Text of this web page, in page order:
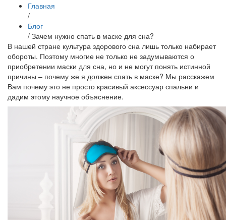
Главная
/
Блог
/ Зачем нужно спать в маске для сна?
В нашей стране культура здорового сна лишь только набирает
обороты. Поэтому многие не только не задумываются о
приобретении маски для сна, но и не могут понять истинной
причины – почему же я должен спать в маске? Мы расскажем
Вам почему это не просто красивый аксессуар спальни и
дадим этому научное объяснение.